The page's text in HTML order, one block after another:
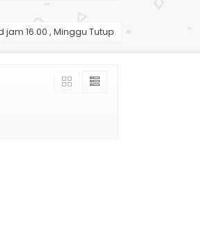
jam 16.00 , Minggu Tutup